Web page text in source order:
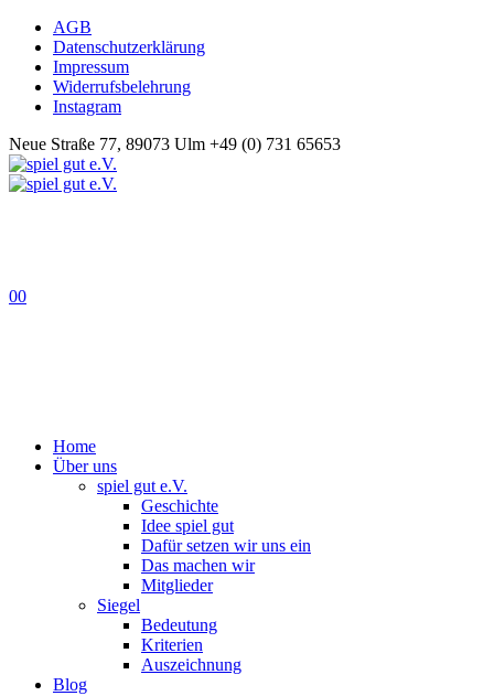
AGB
Datenschutzerklärung
Impressum
Widerrufsbelehrung
Instagram
Neue Straße 77, 89073 Ulm +49 (0) 731 65653
00
Home
Über uns
spiel gut e.V.
Geschichte
Idee spiel gut
Dafür setzen wir uns ein
Das machen wir
Mitglieder
Siegel
Bedeutung
Kriterien
Auszeichnung
Blog